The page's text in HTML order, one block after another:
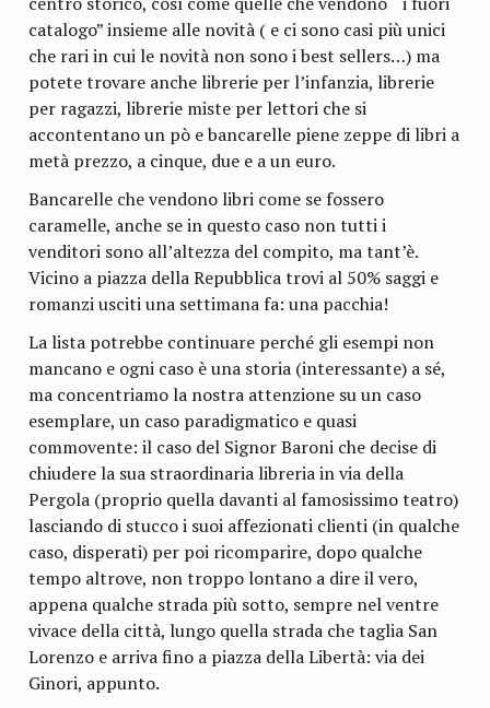
catalogo” insieme alle novità ( e ci sono casi più unici
che rari in cui le novità non sono i best sellers…) ma
potete trovare anche librerie per l’infanzia, librerie
per ragazzi, librerie miste per lettori che si
accontentano un pò e bancarelle piene zeppe di libri a
metà prezzo, a cinque, due e a un euro.
Bancarelle che vendono libri come se fossero
caramelle, anche se in questo caso non tutti i
venditori sono all’altezza del compito, ma tant’è.
Vicino a piazza della Repubblica trovi al 50% saggi e
romanzi usciti una settimana fa: una pacchia!
La lista potrebbe continuare perché gli esempi non
mancano e ogni caso è una storia (interessante) a sé,
ma concentriamo la nostra attenzione su un caso
esemplare, un caso paradigmatico e quasi
commovente: il caso del Signor Baroni che decise di
chiudere la sua straordinaria libreria in via della
Pergola (proprio quella davanti al famosissimo teatro)
lasciando di stucco i suoi affezionati clienti (in qualche
caso, disperati) per poi ricomparire, dopo qualche
tempo altrove, non troppo lontano a dire il vero,
appena qualche strada più sotto, sempre nel ventre
vivace della città, lungo quella strada che taglia San
Lorenzo e arriva fino a piazza della Libertà: via dei
Ginori, appunto.